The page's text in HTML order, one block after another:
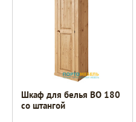
Шкаф для белья BO 180
со штангой